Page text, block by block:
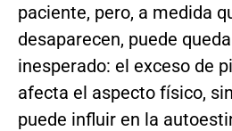
paciente, pero, a medida
desaparecen, puede
inesperado: el exceso de
afecta el aspecto físico,
puede influir en la